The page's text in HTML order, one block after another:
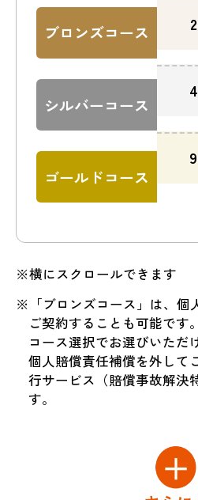
ブロンズコース
シルバーコース
ゴールドコース
※横にスクロールできます
※「ブロンズコース」は、個
ご契約することも可能です
コース選択でお選びいただ
個人賠償責任補償を外して
行サービス（賠償事故解決
す。